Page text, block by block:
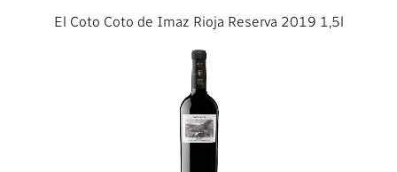
El Coto Coto de Imaz Rioja Reserva 2019 1,5l